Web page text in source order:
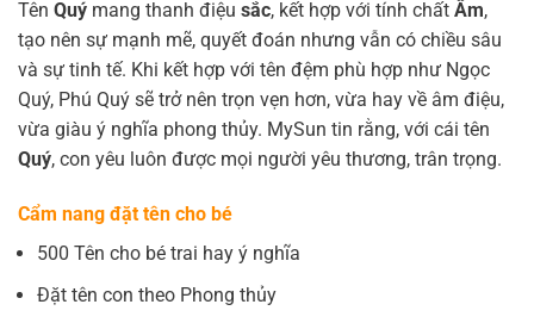
Tên Quý mang thanh điệu sắc, kết hợp với tính chất Âm,
tạo nên sự mạnh mẽ, quyết đoán nhưng vẫn có chiều sâu
và sự tinh tế. Khi kết hợp với tên đệm phù hợp như Ngọc
Quý, Phú Quý sẽ trở nên trọn vẹn hơn, vừa hay về âm điệu,
vừa giàu ý nghĩa phong thủy. MySun tin rằng, với cái tên
Quý, con yêu luôn được mọi người yêu thương, trân trọng.
Cẩm nang đặt tên cho bé
500 Tên cho bé trai hay ý nghĩa
Đặt tên con theo Phong thủy